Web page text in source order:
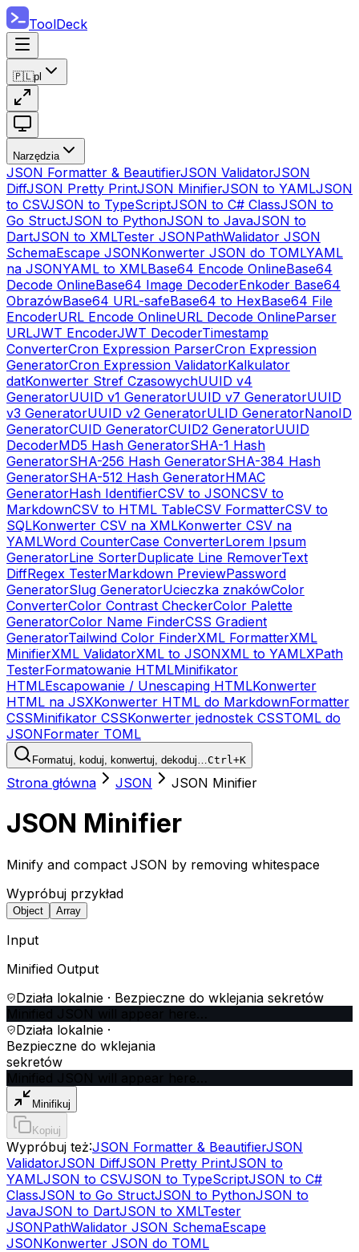
ToolDeck
🇵🇱pl
Narzędzia
JSON Formatter & BeautifierJSON ValidatorJSON
DiffJSON Pretty PrintJSON MinifierJSON to YAMLJSON
to CSVJSON to TypeScriptJSON to C# ClassJSON to
Go StructJSON to PythonJSON to JavaJSON to
DartJSON to XMLTester JSONPathWalidator JSON
SchemaEscape JSONKonwerter JSON do TOMLYAML
na JSONYAML to XMLBase64 Encode OnlineBase64
Decode OnlineBase64 Image DecoderEnkoder Base64
ObrazówBase64 URL-safeBase64 to HexBase64 File
EncoderURL Encode OnlineURL Decode OnlineParser
URLJWT EncoderJWT DecoderTimestamp
ConverterCron Expression ParserCron Expression
GeneratorCron Expression ValidatorKalkulator
datKonwerter Stref CzasowychUUID v4
GeneratorUUID v1 GeneratorUUID v7 GeneratorUUID
v3 GeneratorUUID v2 GeneratorULID GeneratorNanoID
GeneratorCUID GeneratorCUID2 GeneratorUUID
DecoderMD5 Hash GeneratorSHA-1 Hash
GeneratorSHA-256 Hash GeneratorSHA-384 Hash
GeneratorSHA-512 Hash GeneratorHMAC
GeneratorHash IdentifierCSV to JSONCSV to
MarkdownCSV to HTML TableCSV FormatterCSV to
SQLKonwerter CSV na XMLKonwerter CSV na
YAMLWord CounterCase ConverterLorem Ipsum
GeneratorLine SorterDuplicate Line RemoverText
DiffRegex TesterMarkdown PreviewPassword
GeneratorSlug GeneratorUcieczka znakówColor
ConverterColor Contrast CheckerColor Palette
GeneratorColor Name FinderCSS Gradient
GeneratorTailwind Color FinderXML FormatterXML
MinifierXML ValidatorXML to JSONXML to YAMLXPath
TesterFormatowanie HTMLMinifikator
HTMLEscapowanie / Unescaping HTMLKonwerter
HTML na JSXKonwerter HTML do MarkdownFormatter
CSSMinifikator CSSKonwerter jednostek CSSTOML do
JSONFormater TOML
Formatuj, koduj, konwertuj, dekoduj…Ctrl+K
Strona główna JSON JSON Minifier
JSON Minifier
Minify and compact JSON by removing whitespace
Wypróbuj przykład
Object Array
Input
Minified Output
Działa lokalnie · Bezpieczne do wklejania sekretów
Działa lokalnie ·
Bezpieczne do wklejania
sekretów
Minifikuj
Kopiuj
Wypróbuj też:JSON Formatter & BeautifierJSON
ValidatorJSON DiffJSON Pretty PrintJSON to
YAMLJSON to CSVJSON to TypeScriptJSON to C#
ClassJSON to Go StructJSON to PythonJSON to
JavaJSON to DartJSON to XMLTester
JSONPathWalidator JSON SchemaEscape
JSONKonwerter JSON do TOML